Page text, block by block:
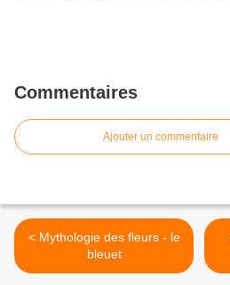
Commentaires
Ajouter un commentaire
< Mythologie des fleurs - le
bleuet